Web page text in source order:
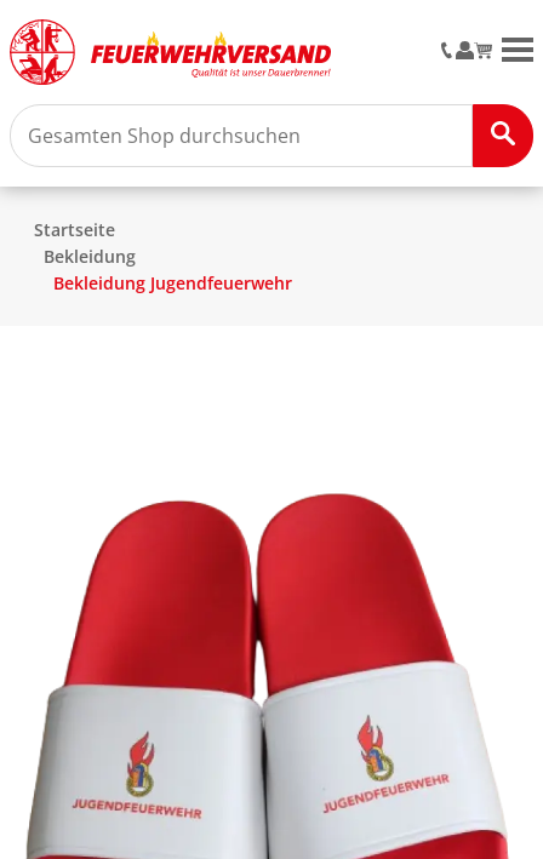
Startseite
Bekleidung
Bekleidung Jugendfeuerwehr